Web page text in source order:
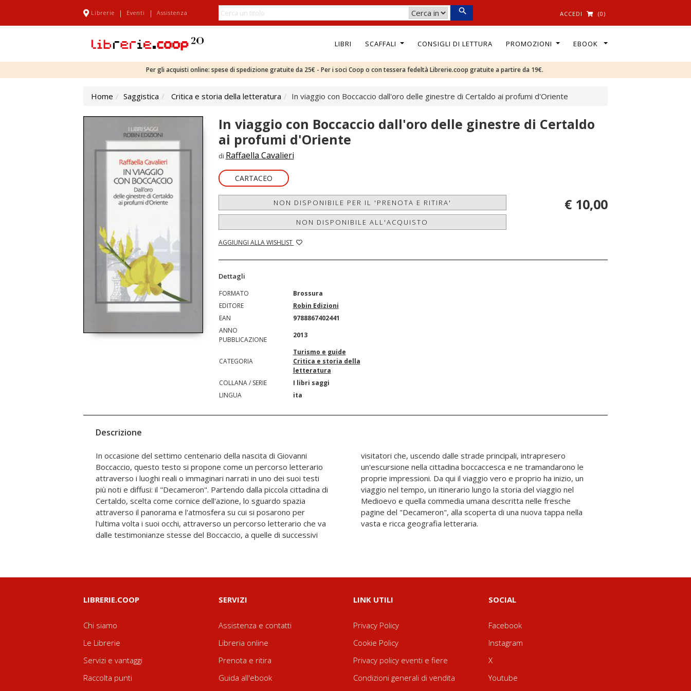
Librerie | Eventi | Assistenza ACCEDI (0)
LIBRI SCAFFALI CONSIGLI DI LETTURA PROMOZIONI EBOOK
Per gli acquisti online: spese di spedizione gratuite da 25€ - Per i soci Coop o con tessera fedeltà Librerie.coop gratuite a partire da 19€.
Home Saggistica Critica e storia della letteratura In viaggio con Boccaccio dall'oro delle ginestre di Certaldo ai profumi d'Oriente
In viaggio con Boccaccio dall'oro delle ginestre di Certaldo
ai profumi d'Oriente
di Raffaella Cavalieri
CARTACEO
NON DISPONIBILE PER IL 'PRENOTA E RITIRA'
NON DISPONIBILE ALL'ACQUISTO
AGGIUNGI ALLA WISHLIST
€ 10,00
Dettagli
FORMATO
Brossura
EDITORE
Robin Edizioni
EAN
9788867402441
ANNO
PUBBLICAZIONE
2013
CATEGORIA
Turismo e guide
Critica e storia della
letteratura
COLLANA / SERIE
I libri saggi
LINGUA
ita
Descrizione
In occasione del settimo centenario della nascita di Giovanni
Boccaccio, questo testo si propone come un percorso letterario
attraverso i luoghi reali o immaginari narrati in uno dei suoi testi
più noti e diffusi: il "Decameron". Partendo dalla piccola cittadina di
Certaldo, scelta come cornice dell'azione, lo sguardo spazia
attraverso il panorama e l'atmosfera su cui si posarono per
l'ultima volta i suoi occhi, attraverso un percorso letterario che va
dalle testimonianze stesse del Boccaccio, a quelle di successivi
visitatori che, uscendo dalle strade principali, intrapresero
un'escursione nella cittadina boccaccesca e ne tramandarono le
proprie impressioni. Da qui il viaggio vero e proprio ha inizio, un
viaggio nel tempo, un itinerario lungo la storia del viaggio nel
Medioevo e quella commedia umana descritta nelle fresche
pagine del "Decameron", alla scoperta di una nuova tappa nella
vasta e ricca geografia letteraria.
LIBRERIE.COOP
Chi siamo
Le Librerie
Servizi e vantaggi
Raccolta punti
SERVIZI
Assistenza e contatti
Libreria online
Prenota e ritira
Guida all'ebook
LINK UTILI
Privacy Policy
Cookie Policy
Privacy policy eventi e fiere
Condizioni generali di vendita
SOCIAL
Facebook
Instagram
X
Youtube